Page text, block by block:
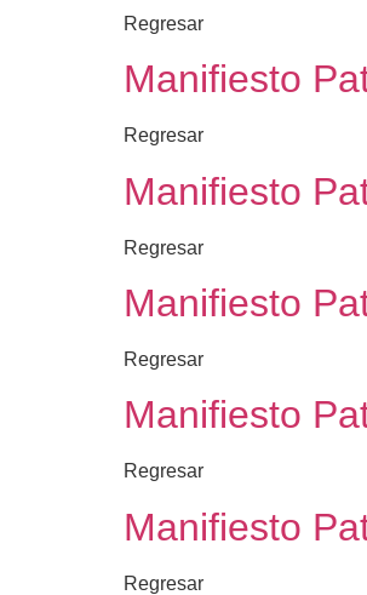
Regresar
Manifiesto
Regresar
Manifiesto
Regresar
Manifiesto
Regresar
Manifiesto
Regresar
Manifiesto
Regresar